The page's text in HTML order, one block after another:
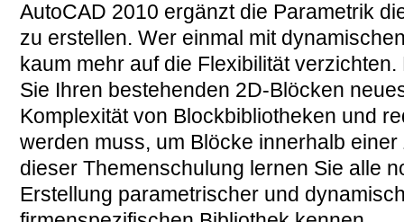
AutoCAD 2010 ergänzt die Parametrik
zu erstellen. Wer einmal mit
kaum mehr auf die Flexibilität
Sie Ihren bestehenden 2D-Blöcken
Komplexität von Blockbibliotheken und
werden muss, um Blöcke innerhalb
dieser Themenschulung lernen Sie alle
Erstellung parametrischer und